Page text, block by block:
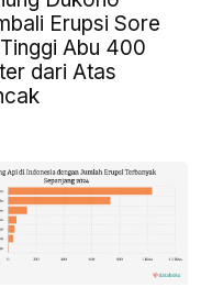
Erupsi Sore
Abu 400
dari Atas